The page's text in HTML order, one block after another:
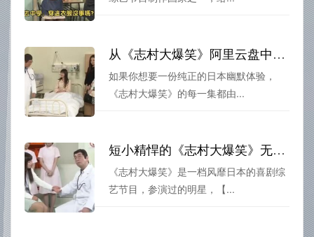
从《志村大爆笑》阿里云盘中品味日本综艺魅力
如果你想要一份纯正的日本幽默体验，
《志村大爆笑》的每一集都由...
短小精悍的《志村大爆笑》无删减在线播放来袭
《志村大爆笑》是一档风靡日本的喜剧综
艺节目，参演过的明星，【...